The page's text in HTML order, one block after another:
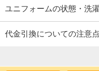
ユニフォームの状態・洗
代金引換についての注意点